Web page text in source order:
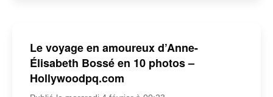
Le voyage en amoureux d’Anne-
Élisabeth Bossé en 10 photos –
Hollywoodpq.com